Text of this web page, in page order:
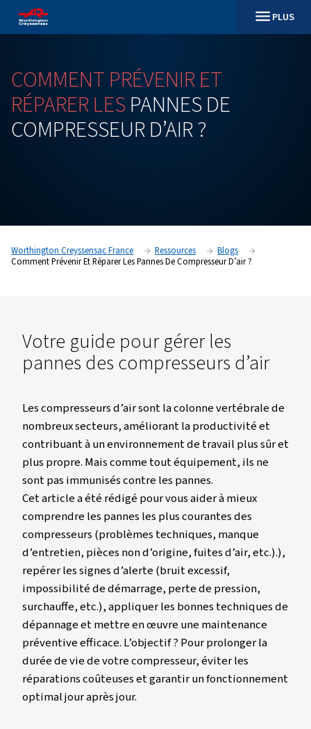
COMMENTPRÉVENIR
RÉPARERLESPANNES
Votre guide pour gérer les
pannes des compresseurs
Les compresseurs d’air sont la colonne
nombreux secteurs, améliorant la
contribuant à un environnement de travail
plus propre. Mais comme tout équipement,
sont pas immunisés contre les pannes.
Cet article a été rédigé pour vous aider à
comprendre les pannes les plus courantes
compresseurs (problèmes techniques,
d’entretien, pièces non d’origine, fuites